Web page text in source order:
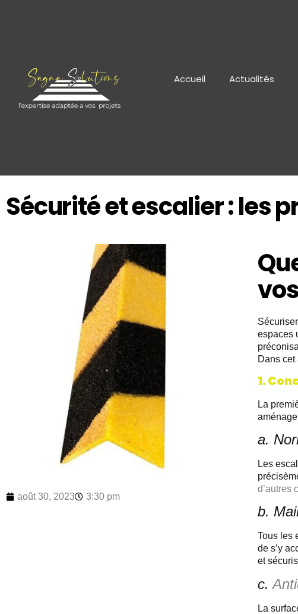
Accueil Actualités
Sécurité et escalier : les
août 30, 2023 3:30 pm
espaces
Dans
1.
La
a.
Les
d’autres
b.
Tous les
de s’y
et
c.
La